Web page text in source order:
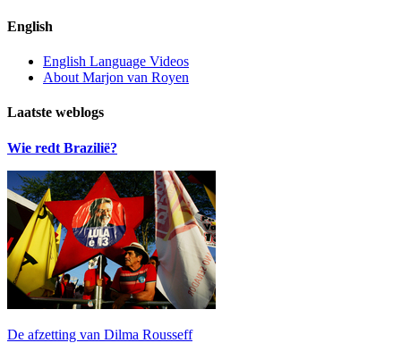
English
English Language Videos
About Marjon van Royen
Laatste weblogs
Wie redt Brazilië?
De afzetting van Dilma Rousseff